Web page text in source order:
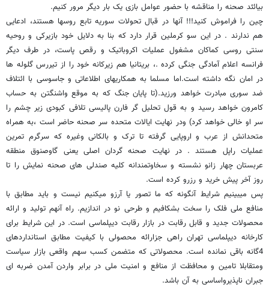
بیائئد صحنه را مناقشه با حضور عوامل بازی یک بار دیگر مرور کنیم.
چین را فراموش کنید!!! آنها در قبال تحولات سوریه تابع روسها هستند، ادعایی
هم ندارند . در این سو کرملین قرار دارد که بنا به دلایل خود بازیرکی و روحیه
سنتی روسی کماکان مشغول عملیات اکروباتیک و رقص پاست، در طرف دیگر
فرانسه اعلام آمادگی جنگی کرده .، بریتانیا هم زیرکانه خود را از تیررس گلوله ها
در امان نگه داشته است.اما مسلما به همکاریهای اطلاعاتی و جاسوسی با ائتلاف
ضد سوری مبادرت خواهد ورزید.(تا پایان جنگ که به موقع واشنگتن به حساب
کامرون خواهد رسید و به قول تحلیل گر فارن پالیسی تلافی کبودی زیر چشم را
سر او خالی خواهد کرد) ودر نهایت ایالات متحده سر صحنه حاضر است ،به همراه
متحدانش از عرب و اروپایی گرفته تا ترک و بالکانی وغیره که سرگرم تمرین
عملیات راپل هستند . در نهایت صحنه گردان اصلی یعنی گاوصنوق منطقه
عربستان چهار زانو نشسته و سخاوتمندانه کلیه صندلی های صحنه نمایش را تا
روز آخر پیش خرید و رزرو کرده است.
پس میبینیم شرایط آنگونه که ما تصور یا آرزو میکنیم نیست و باید مطابق با
منافع ملی فلک را سخت بشکافیم و طرحی نو در اندازیم. راه آنهم تولید و ارائه
محصولات جدید و قابل رقابت در بازار رقابت دیپلماسی است. در این شرایط برای
کارخانه دیپلماسی تهران راهی جزارائه محصولی با کیفیت مطابق استانداردهای
4گانه باقی نمانده است. محصولاتی که متضمن کسب سهم واقعی بازار سیاست
ومتقابلا تامین و محافظت از منافع و امنیت ملی در برابر واردن آمدن ضربه ای
جبران ناپذیرواساسی به آن باشد.